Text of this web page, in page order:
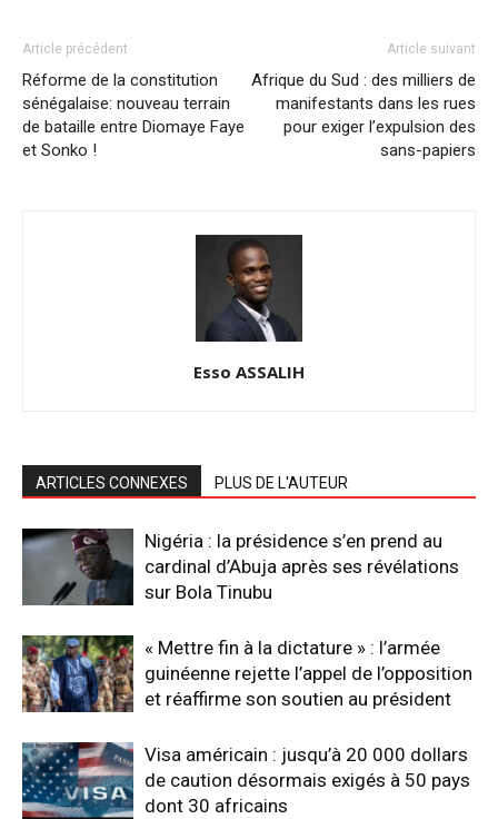
Article précédent
Réforme de la constitution
sénégalaise: nouveau terrain
de bataille entre Diomaye Faye
et Sonko !
Article suivant
Afrique du Sud : des milliers de
manifestants dans les rues
pour exiger l’expulsion des
sans-papiers
Esso ASSALIH
ARTICLES CONNEXES PLUS DE L'AUTEUR
Nigéria : la présidence s’en prend au
cardinal d’Abuja après ses révélations
sur Bola Tinubu
« Mettre fin à la dictature » : l’armée
guinéenne rejette l’appel de l’opposition
et réaffirme son soutien au président
Visa américain : jusqu’à 20 000 dollars
de caution désormais exigés à 50 pays
dont 30 africains